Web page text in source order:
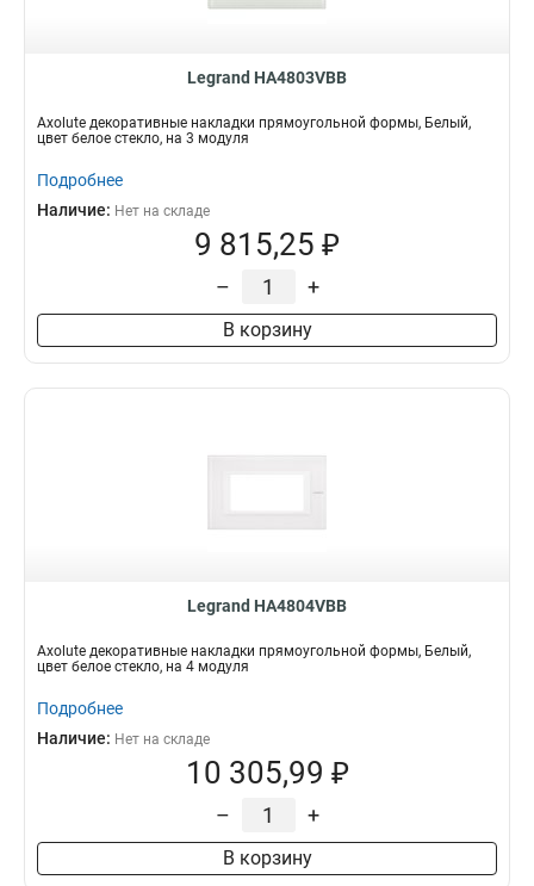
Legrand HA4803VBB
Axolute декоративные накладки прямоугольной формы, Белый,
цвет белое стекло, на 3 модуля
Подробнее
Наличие: Нет на складе
9 815,25 ₽
– +
В корзину
Legrand HA4804VBB
Axolute декоративные накладки прямоугольной формы, Белый,
цвет белое стекло, на 4 модуля
Подробнее
Наличие: Нет на складе
10 305,99 ₽
– +
В корзину